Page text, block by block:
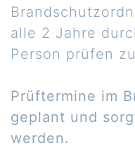
alle 2 Jahre
Person prüfen
Prüftermine im
geplant und
werden.